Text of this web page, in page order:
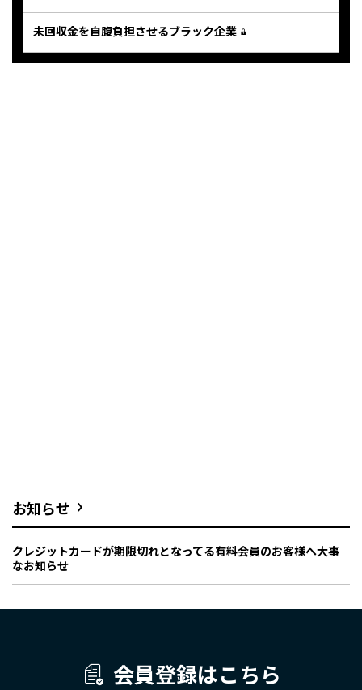
未回収金を自腹負担させるブラック企業
お知らせ
クレジットカードが期限切れとなってる有料会員のお客様へ大事
なお知らせ
会員登録はこちら